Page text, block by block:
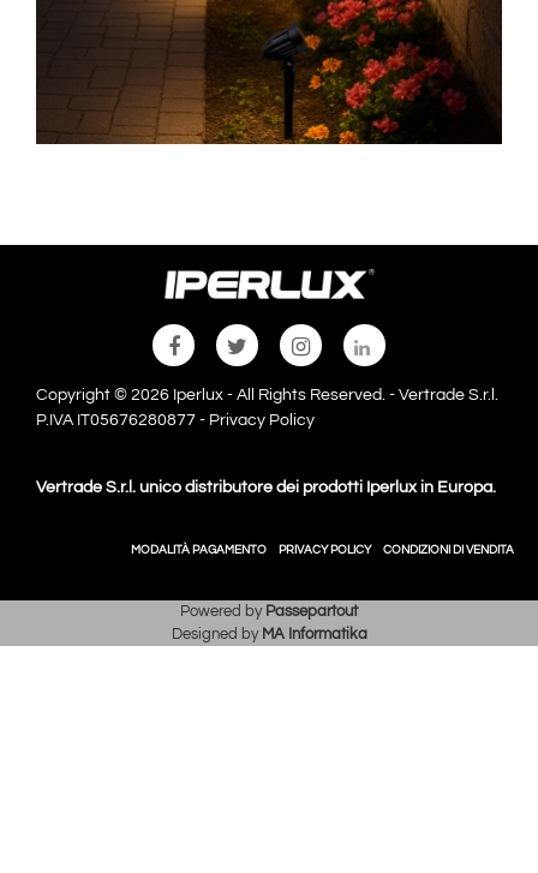
Copyright © 2026 Iperlux - All Rights Reserved. - Vertrade S.r.l.
P.IVA IT05676280877 - Privacy Policy
Vertrade S.r.l. unico distributore dei prodotti Iperlux in Europa.
MODALITÀ PAGAMENTO PRIVACY POLICY CONDIZIONI DI VENDITA
Powered by Passepartout
Designed by MA Informatika